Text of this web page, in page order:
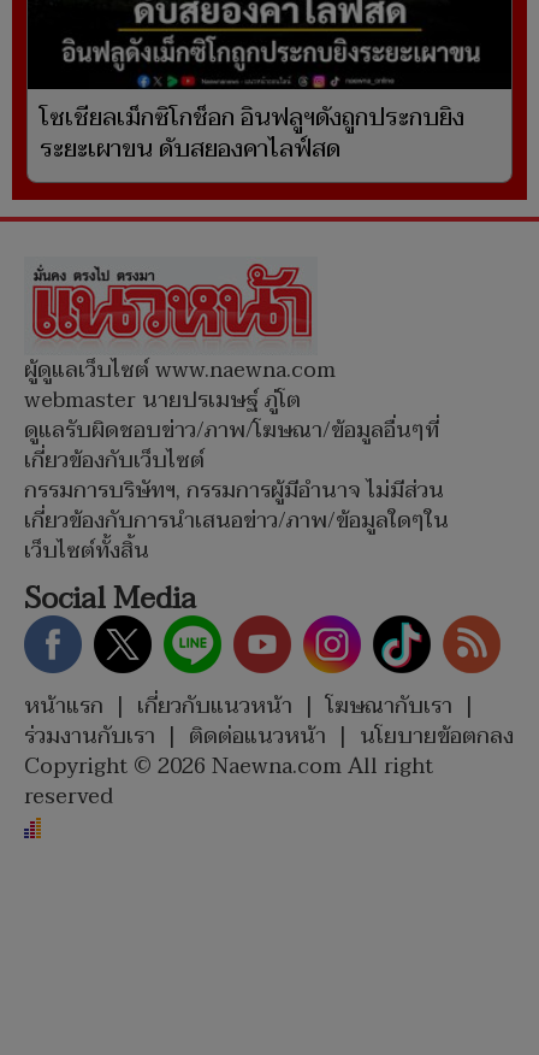
โซเชียลเม็กซิโกช็อก อินฟลูฯดังถูกประกบยิง
ระยะเผาขน ดับสยองคาไลฟ์สด
ผู้ดูแลเว็บไซต์ www.naewna.com
webmaster นายปรเมษฐ์ ภู่โต
ดูแลรับผิดชอบข่าว/ภาพ/โฆษณา/ข้อมูลอื่นๆที่
เกี่ยวข้องกับเว็บไซต์
กรรมการบริษัทฯ, กรรมการผู้มีอำนาจ ไม่มีส่วน
เกี่ยวข้องกับการนำเสนอข่าว/ภาพ/ข้อมูลใดๆใน
เว็บไซต์ทั้งสิ้น
Social Media
หน้าแรก | เกี่ยวกับแนวหน้า | โฆษณากับเรา |
ร่วมงานกับเรา | ติดต่อแนวหน้า | นโยบายข้อตกลง
Copyright © 2026 Naewna.com All right
reserved